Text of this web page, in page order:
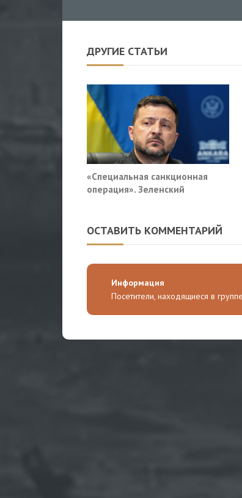
ДРУГИЕ СТАТЬИ
«Специальная санкционная
операция». Зеленский
ОСТАВИТЬ КОММЕНТАРИЙ
Информация
Посетители, находящиеся в группе